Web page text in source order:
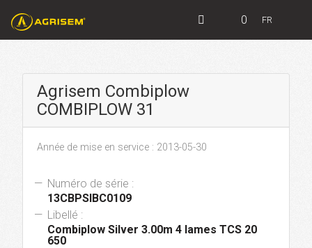
0 FR
Agrisem Combiplow
COMBIPLOW 31
Année de mise en service : 2013-05-30
Numéro de série :
13CBPSIBC0109
Libellé :
Combiplow Silver 3.00m 4 lames TCS 20
650